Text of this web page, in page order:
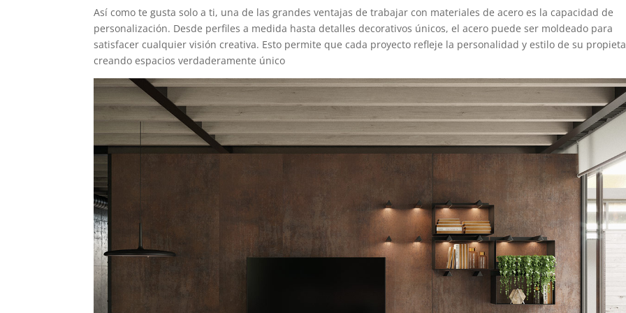
Así como te gusta solo a ti, una de las grandes ventajas de trabajar con materiales de acero es la capacidad de
personalización. Desde perfiles a medida hasta detalles decorativos únicos, el acero puede ser moldeado para
satisfacer cualquier visión creativa. Esto permite que cada proyecto refleje la personalidad y estilo de su
creando espacios verdaderamente único